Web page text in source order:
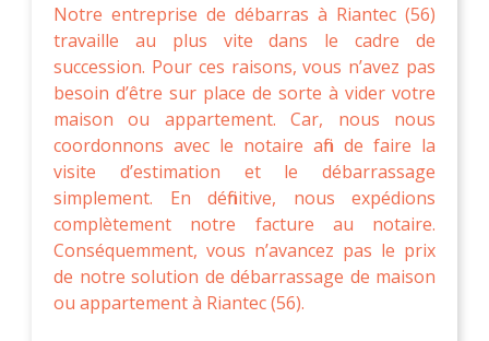
Notre entreprise de débarras à Riantec (56)
travaille au plus vite dans le cadre de
succession. Pour ces raisons, vous n’avez pas
besoin d’être sur place de sorte à vider votre
maison ou appartement. Car, nous nous
coordonnons avec le notaire afin de faire la
visite d’estimation et le débarrassage
simplement. En définitive, nous expédions
complètement notre facture au notaire.
Conséquemment, vous n’avancez pas le prix
de notre solution de débarrassage de maison
ou appartement à Riantec (56).